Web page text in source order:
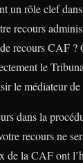
un rôle clef
recours
recours CAF
le
le médiateur
dans la
recours ne
de la CAF ont